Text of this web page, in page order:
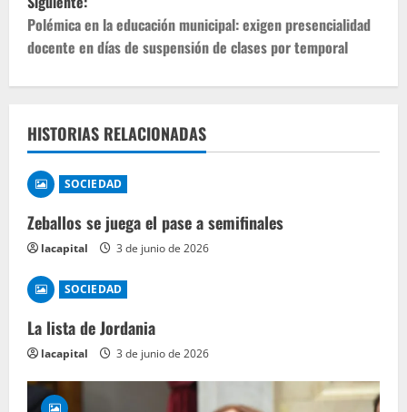
Polémica en la educación municipal: exigen presencialidad
docente en días de suspensión de clases por temporal
HISTORIAS RELACIONADAS
SOCIEDAD
Zeballos se juega el pase a semifinales
lacapital 3 de junio de 2026
SOCIEDAD
La lista de Jordania
lacapital 3 de junio de 2026